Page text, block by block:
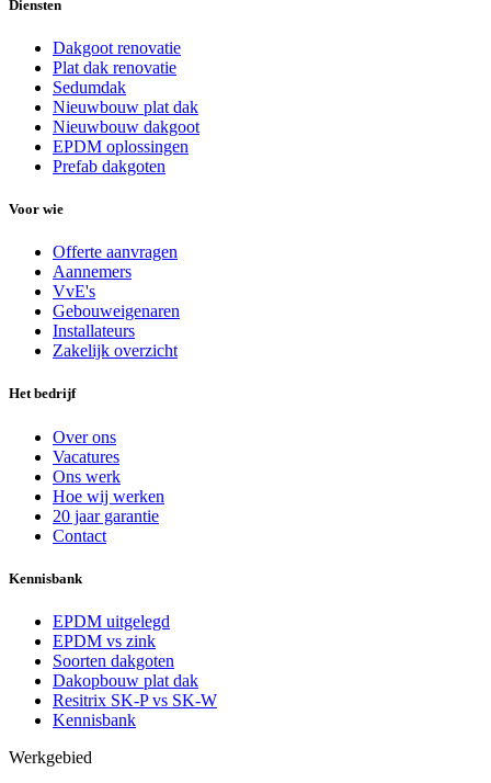
Diensten
Dakgoot renovatie
Plat dak renovatie
Sedumdak
Nieuwbouw plat dak
Nieuwbouw dakgoot
EPDM oplossingen
Prefab dakgoten
Voor wie
Offerte aanvragen
Aannemers
VvE's
Gebouweigenaren
Installateurs
Zakelijk overzicht
Het bedrijf
Over ons
Vacatures
Ons werk
Hoe wij werken
20 jaar garantie
Contact
Kennisbank
EPDM uitgelegd
EPDM vs zink
Soorten dakgoten
Dakopbouw plat dak
Resitrix SK-P vs SK-W
Kennisbank
Werkgebied